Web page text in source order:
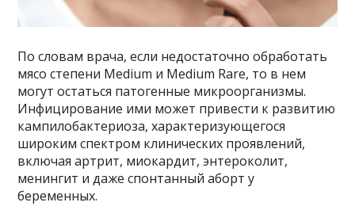
По словам врача, если недостаточно обработать
мясо степени Medium и Medium Rare, то в нем
могут остаться патогенные микроорганизмы.
Инфицирование ими может привести к развитию
кампилобактериоза, характеризующегося
широким спектром клинических проявлений,
включая артрит, миокардит, энтероколит,
менингит и даже спонтанный аборт у
беременных.